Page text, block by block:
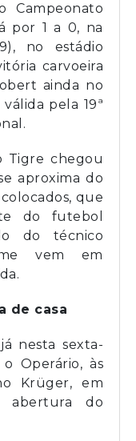
Campeonato
por 1 a 0, na
no estádio
carvoeira
ainda no
pela 19ª
Tigre chegou
aproxima do
que
do futebol
do técnico
vem em
de casa
nesta sexta-
Operário, às
Krüger, em
abertura do